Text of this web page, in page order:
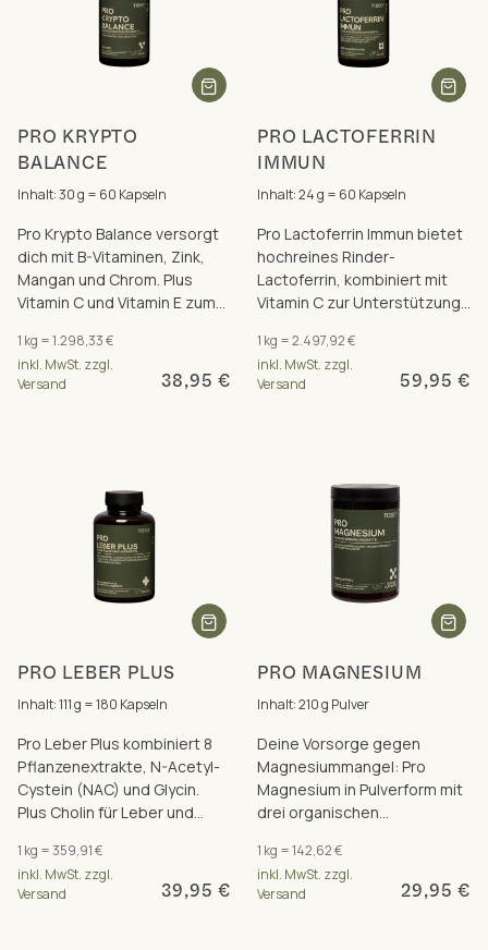
PRO KRYPTO
BALANCE
Inhalt: 30 g = 60 Kapseln
Pro Krypto Balance versorgt
dich mit B-Vitaminen, Zink,
Mangan und Chrom. Plus
Vitamin C und Vitamin E zum
oxidativem Stress.
1 kg = 1.298,33 €
inkl. MwSt. zzgl.
Versand
38,95 €
PRO LACTOFERRIN
IMMUN
Inhalt: 24 g = 60 Kapseln
Pro Lactoferrin Immun bietet
hochreines Rinder-
Lactoferrin, kombiniert mit
Vitamin C zur Unterstützung
Eisenhaushalts
1 kg = 2.497,92 €
inkl. MwSt. zzgl.
Versand
59,95 €
PRO LEBER PLUS
Inhalt: 111 g = 180 Kapseln
Pro Leber Plus kombiniert 8
Pflanzenextrakte, N-Acetyl-
Cystein (NAC) und Glycin.
Plus Cholin für Leber und
zum Zellschutz.
1 kg = 359,91 €
inkl. MwSt. zzgl.
Versand
39,95 €
PRO MAGNESIUM
Inhalt: 210 g Pulver
Deine Vorsorge gegen
Magnesiummangel: Pro
Magnesium in Pulverform mit
drei organischen
resistentes Dextrin für dein
Mikrobiom.
1 kg = 142,62 €
inkl. MwSt. zzgl.
Versand
29,95 €